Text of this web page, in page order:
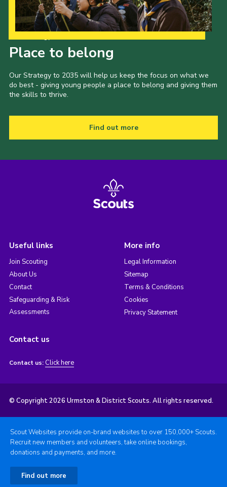
Place to belong
Our Strategy to 2035 will help us keep the focus on what we
do best - giving young people a place to belong and giving them
the skills to thrive.
Find out more
Useful links
Join Scouting
About Us
Contact
Safeguarding & Risk
Assessments
More info
Legal Information
Sitemap
Terms & Conditions
Cookies
Privacy Statement
Contact us
Contact us: Click here
© Copyright 2026 Urmston & District Scouts. All rights reserved.
Scout Websites provide on-brand websites to over 150,000+ Scouts.
Recruit new members and volunteers, take online bookings,
donations and payments, and more.
Find out more